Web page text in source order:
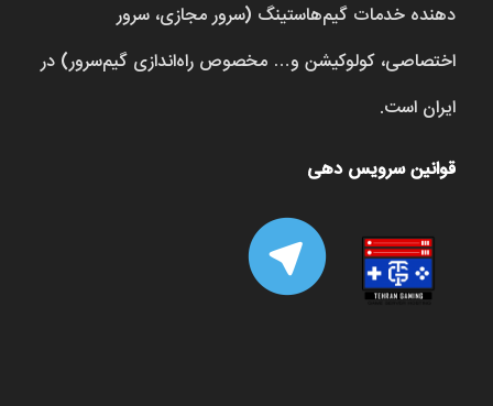
دهنده خدمات گیم‌هاستینگ (سرور مجازی، سرور
اختصاصی، کولوکیشن و… مخصوص راه‌اندازی گیم‌سرور) در
ایران است.
قوانین سرویس دهی